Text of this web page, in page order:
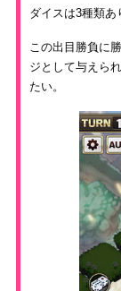
ダイスは3種類あ
この出目勝負に
ジとして与えら
たい。